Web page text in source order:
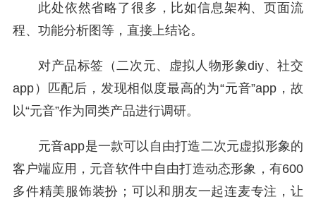
此处依然省略了很多，比如信息架构、页面流
程、功能分析图等，直接上结论。
对产品标签（二次元、虚拟人物形象diy、社交
app）匹配后，发现相似度最高的为“元音”app，故
以“元音”作为同类产品进行调研。
元音app是一款可以自由打造二次元虚拟形象的
客户端应用，元音软件中自由打造动态形象，有600
多件精美服饰装扮；可以和朋友一起连麦专注，让